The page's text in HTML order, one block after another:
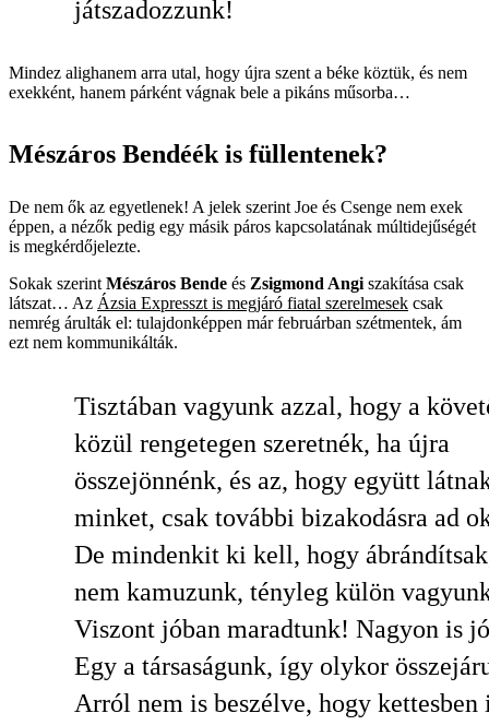
játszadozzunk!
Mindez alighanem arra utal, hogy újra szent a béke köztük, és nem
exekként, hanem párként vágnak bele a pikáns műsorba…
Mészáros Bendéék is füllentenek?
De nem ők az egyetlenek! A jelek szerint Joe és Csenge nem exek
éppen, a nézők pedig egy másik páros kapcsolatának múltidejűségét
is megkérdőjelezte.
Sokak szerint Mészáros Bende és Zsigmond Angi szakítása csak
látszat… Az Ázsia Expresszt is megjáró fiatal szerelmesek csak
nemrég árulták el: tulajdonképpen már februárban szétmentek, ám
ezt nem kommunikálták.
Tisztában vagyunk azzal, hogy a
közül rengetegen szeretnék, ha újra
összejönnénk, és az, hogy együtt
minket, csak további bizakodásra ad
De mindenkit ki kell, hogy
nem kamuzunk, tényleg külön
Viszont jóban maradtunk! Nagyon is
Egy a társaságunk, így olykor
Arról nem is beszélve, hogy kettesben